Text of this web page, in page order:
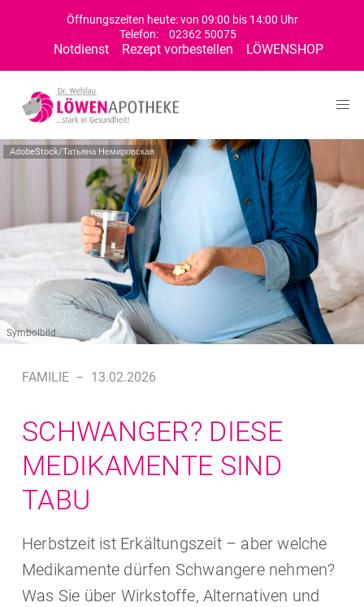
Öffnungszeiten heute: von 09:00 bis 14:00 Uhr
Telefon:
02362 50075
Notdienst Rezept vorbestellen LÖWENSHOP
AdobeStock/Татьяна Немировская
Symbolbild
FAMILIE – 13.02.2026
SCHWANGER? DIESE
MEDIKAMENTE SIND
TABU
Herbstzeit ist Erkältungszeit – aber welche
Medikamente dürfen Schwangere nehmen?
Was Sie über Wirkstoffe, Alternativen und